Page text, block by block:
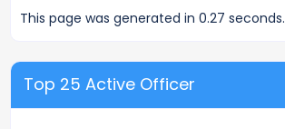
This page was generated in 0.27 seconds.
Top 25 Active Officer